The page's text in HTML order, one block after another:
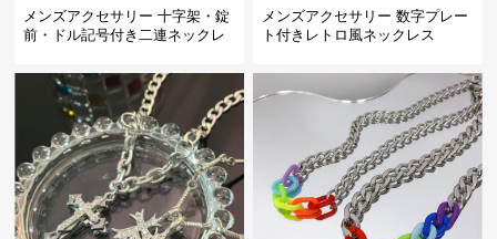
メンズアクセサリー 十字架・錠
前・ドル記号付き二連ネックレ
メンズアクセサリー 数字プレー
ト付きレトロ風ネックレス